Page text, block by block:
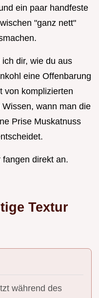
ein paar handfeste
"ganz nett"
dir, wie du aus
eine Offenbarung
von komplizierten
wann man die
Prise Muskatnuss
direkt an.
Textur
während des